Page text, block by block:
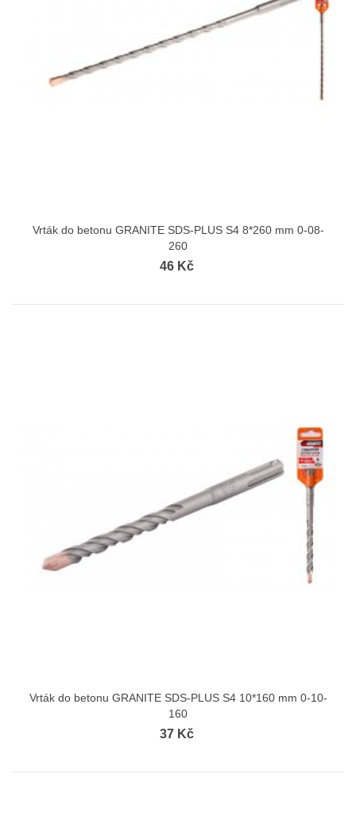
Vrták do betonu GRANITE SDS-PLUS S4 8*260 mm 0-08-
260
46 Kč
Vrták do betonu GRANITE SDS-PLUS S4 10*160 mm 0-10-
160
37 Kč